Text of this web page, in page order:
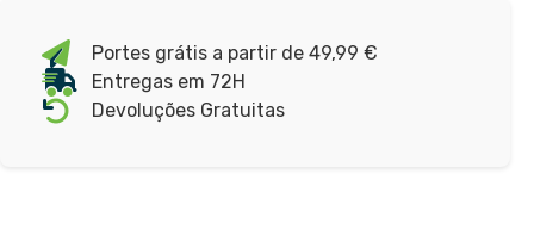
Portes grátis a partir de 49,99 €
Entregas em 72H
Devoluções Gratuitas